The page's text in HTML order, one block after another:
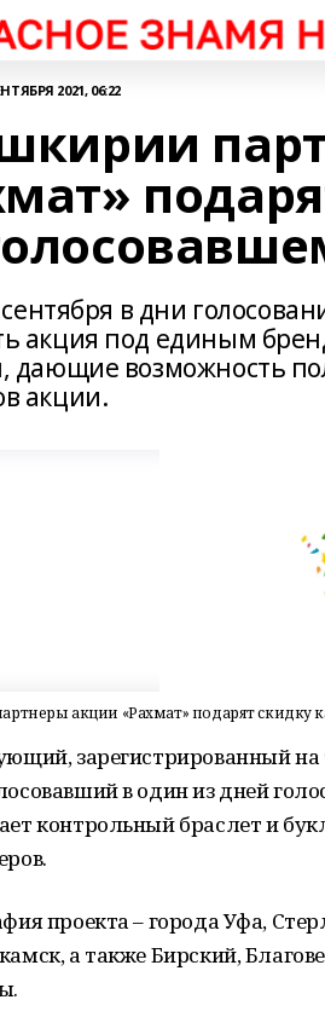
2021, 06:22
сентября в дни
акция под единым
дающие возможность
акции.
акции «Рахмат» подарят скидку
зарегистрированный
в один из дней
контрольный браслет и
проекта – города Уфа,
а также Бирский,